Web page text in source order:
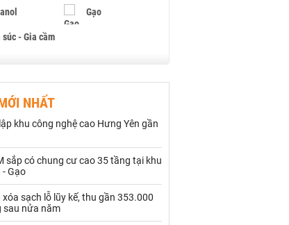
Gạo
súc - Gia cầm
điều
đốt
loại khác Mắc ca
Ngũ cốc
- Hạt nhựa
NHẤT
khu công nghệ cao Hưng Yên gần
sắp có chung cư cao 35 tầng tại khu
- Gạo
xóa sạch lỗ lũy kế, thu gần 353.000
sau nửa năm